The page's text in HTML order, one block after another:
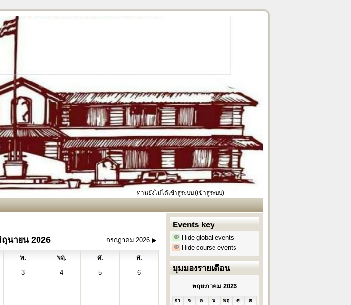
ท่านยังไม่ได้เข้าสู่ระบบ (เข้าสู่ระบบ)
ถุนายน 2026 กรกฎาคม 2026 ▶
พ. พฤ. ศ. ส.
3 4 5 6
Events key
Hide global events
Hide course events
มุมมองรายเดือน
พฤษภาคม 2026
อา. จ. อ. พ. พฤ. ศ.
ส.